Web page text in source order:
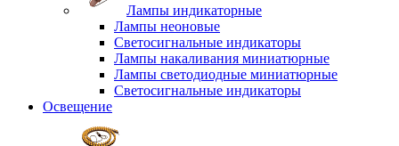
Лампы индикаторные
Лампы неоновые
Светосигнальные индикаторы
Лампы накаливания миниатюрные
Лампы светодиодные миниатюрные
Светосигнальные индикаторы
Освещение